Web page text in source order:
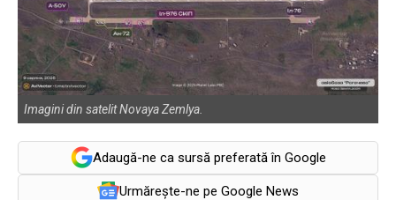
Imagini din satelit Novaya Zemlya.
Adaugă-ne ca sursă preferată în Google
Urmărește-ne pe Google News